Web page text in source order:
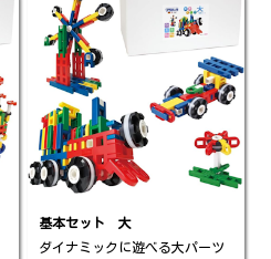
基本セット 大
ダイナミックに遊べる大パーツ